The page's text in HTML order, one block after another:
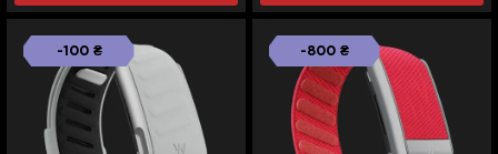
-100 ₴ -800 ₴